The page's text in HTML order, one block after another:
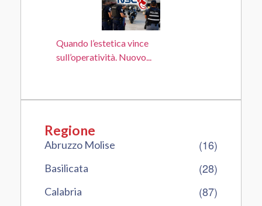
Quando l’estetica vince
sull’operatività. Nuovo...
Regione
Abruzzo Molise (16)
Basilicata (28)
Calabria (87)